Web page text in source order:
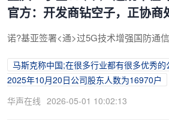
官方：开发商钻空子，正协商
诺?基亚签署<通>过5G技术增强国防通
马斯克称中国;在很多行业都有很多优秀的
2025年10月20日公司股东人数为16970户
华声在线 2026-05-01 10:02:13